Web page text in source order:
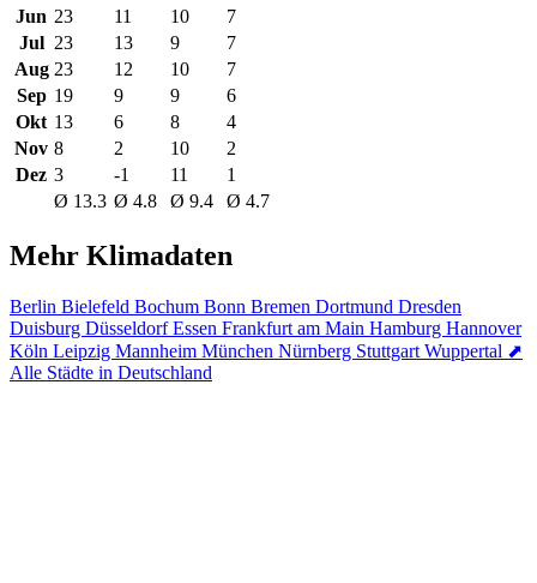
Jun 23 11 10
7
Jul 23 13 9
7
Aug 23 12 10
7
Sep 19 9 9
6
Okt 13 6 8
4
Nov 8 2 10
2
Dez 3 -1 11
1
Ø 13.3 Ø 4.8 Ø 9.4 Ø 4.7
Mehr Klimadaten
Berlin Bielefeld Bochum Bonn Bremen Dortmund Dresden
Duisburg DüsseldorfEssen Frankfurt am Main Hamburg Hannover
Köln Leipzig Mannheim München Nürnberg Stuttgart Wuppertal ⬈
Alle Städte in Deutschland